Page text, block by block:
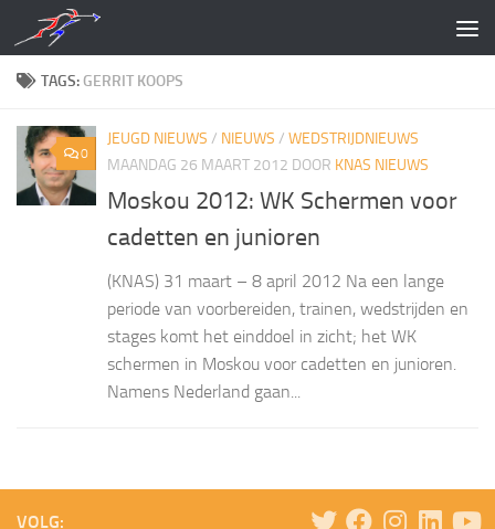
Doorgaan naar inhoud
TAGS: GERRIT KOOPS
0
JEUGD NIEUWS / NIEUWS / WEDSTRIJDNIEUWS
MAANDAG 26 MAART 2012 DOOR KNAS NIEUWS
Moskou 2012: WK Schermen voor
cadetten en junioren
(KNAS) 31 maart – 8 april 2012 Na een lange
periode van voorbereiden, trainen, wedstrijden en
stages komt het einddoel in zicht; het WK
schermen in Moskou voor cadetten en junioren.
Namens Nederland gaan...
VOLG: